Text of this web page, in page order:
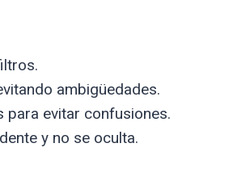
ambigüedades.
para evitar confusiones.
y no se oculta.